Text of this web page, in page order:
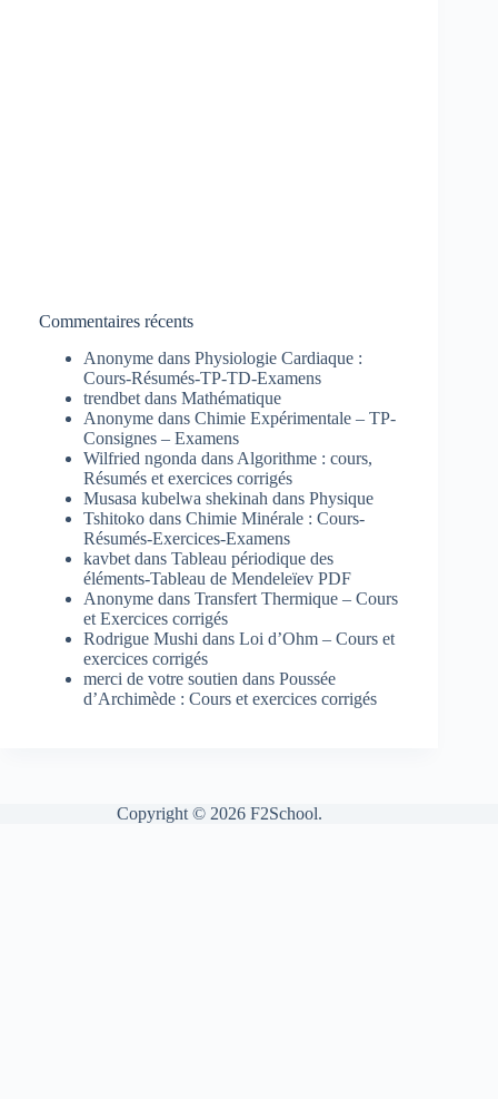
Commentaires récents
Anonyme dans Physiologie Cardiaque :
Cours-Résumés-TP-TD-Examens
trendbet dans Mathématique
Anonyme dans Chimie Expérimentale – TP-
Consignes – Examens
Wilfried ngonda dans Algorithme : cours,
Résumés et exercices corrigés
Musasa kubelwa shekinah dans Physique
Tshitoko dans Chimie Minérale : Cours-
Résumés-Exercices-Examens
kavbet dans Tableau périodique des
éléments-Tableau de Mendeleïev PDF
Anonyme dans Transfert Thermique – Cours
et Exercices corrigés
Rodrigue Mushi dans Loi d’Ohm – Cours et
exercices corrigés
merci de votre soutien dans Poussée
d’Archimède : Cours et exercices corrigés
Copyright © 2026 F2School.